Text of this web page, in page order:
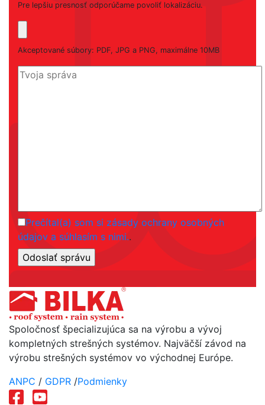
Pre lepšiu presnosť odporúčame povoliť lokalizáciu.
Akceptované súbory: PDF, JPG a PNG, maximálne 10MB
Prečítal(a) som si zásady ochrany osobných
údajov a súhlasím s nimi..
Spoločnosť špecializujúca sa na výrobu a vývoj
kompletných strešných systémov. Najväčší závod na
výrobu strešných systémov vo východnej Európe.
ANPC / GDPR /Podmienky